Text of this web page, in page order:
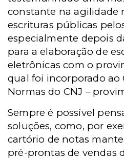
constante na agilidade
escrituras públicas
especialmente depois
para a elaboração de
eletrônicas com o
qual foi incorporado ao
Normas do CNJ –
Sempre é possível
soluções, como, por
cartório de notas
pré-prontas de vendas